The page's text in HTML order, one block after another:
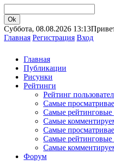
Суббота, 08.08.2026 13:13
Главная Регистрация Вход
Главная
Публикации
Рисунки
Рейтинги
Рейтинг
Самые
Самые рейтинговые
Самые
Самые
Самые рейтинговые
Самые
Форум